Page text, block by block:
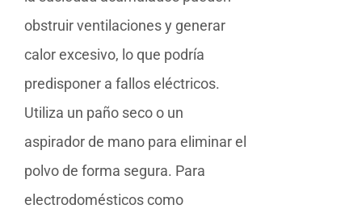
obstruir ventilaciones y generar
calor excesivo, lo que podría
predisponer a fallos eléctricos.
Utiliza un paño seco o un
aspirador de mano para eliminar el
polvo de forma segura. Para
electrodomésticos como